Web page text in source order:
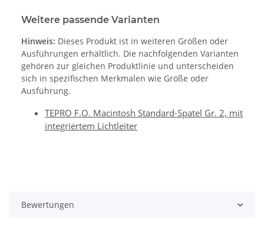
Weitere passende Varianten
Hinweis: Dieses Produkt ist in weiteren Größen oder
Ausführungen erhältlich. Die nachfolgenden Varianten
gehören zur gleichen Produktlinie und unterscheiden
sich in spezifischen Merkmalen wie Größe oder
Ausführung.
TEPRO F.O. Macintosh Standard-Spatel Gr. 2, mit
integriertem Lichtleiter
Bewertungen